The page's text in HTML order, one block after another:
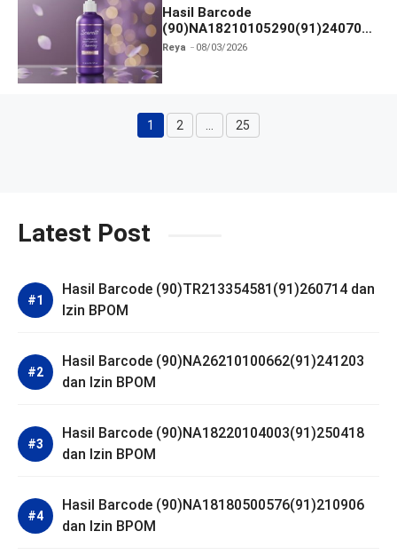
Hasil Barcode
(90)NA18210105290(91)240703
dan Izin BPOM
Reya 08/03/2026
Halaman
1 Halaman
2 … Halaman
25
Latest Post
Hasil Barcode (90)TR213354581(91)260714 dan
Izin BPOM
Hasil Barcode (90)NA26210100662(91)241203
dan Izin BPOM
Hasil Barcode (90)NA18220104003(91)250418
dan Izin BPOM
Hasil Barcode (90)NA18180500576(91)210906
dan Izin BPOM